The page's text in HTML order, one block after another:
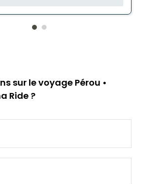
sur le voyage Pérou •
Ride ?